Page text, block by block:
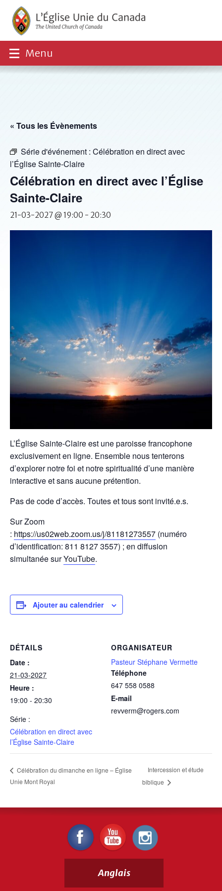
Menu
« Tous les Évènements
Série d'événement : Célébration en direct avec
l’Église Sainte-Claire
Célébration en direct avec l’Église
Sainte-Claire
21-03-2027 @ 19:00 - 20:30
L’Église Sainte-Claire est une paroisse francophone
exclusivement en ligne. Ensemble nous tenterons
d’explorer notre foi et notre spiritualité d’une manière
interactive et sans aucune prétention.
Pas de code d’accès. Toutes et tous sont invité.e.s.
Sur Zoom
: https://us02web.zoom.us/j/81181273557 (numéro
d’identification: 811 8127 3557) ; en diffusion
simultanée surYouTube.
Ajouter au calendrier
DÉTAILS
Date :
21-03-2027
Heure :
19:00 - 20:30
Série :
Célébration en direct avec
l’Église Sainte-Claire
ORGANISATEUR
Pasteur Stéphane Vermette
Téléphone
647 558 0588
E-mail
revverm@rogers.com
Célébration du dimanche en ligne – Église
Unie Mont Royal
Intercession et étude
biblique
Anglais